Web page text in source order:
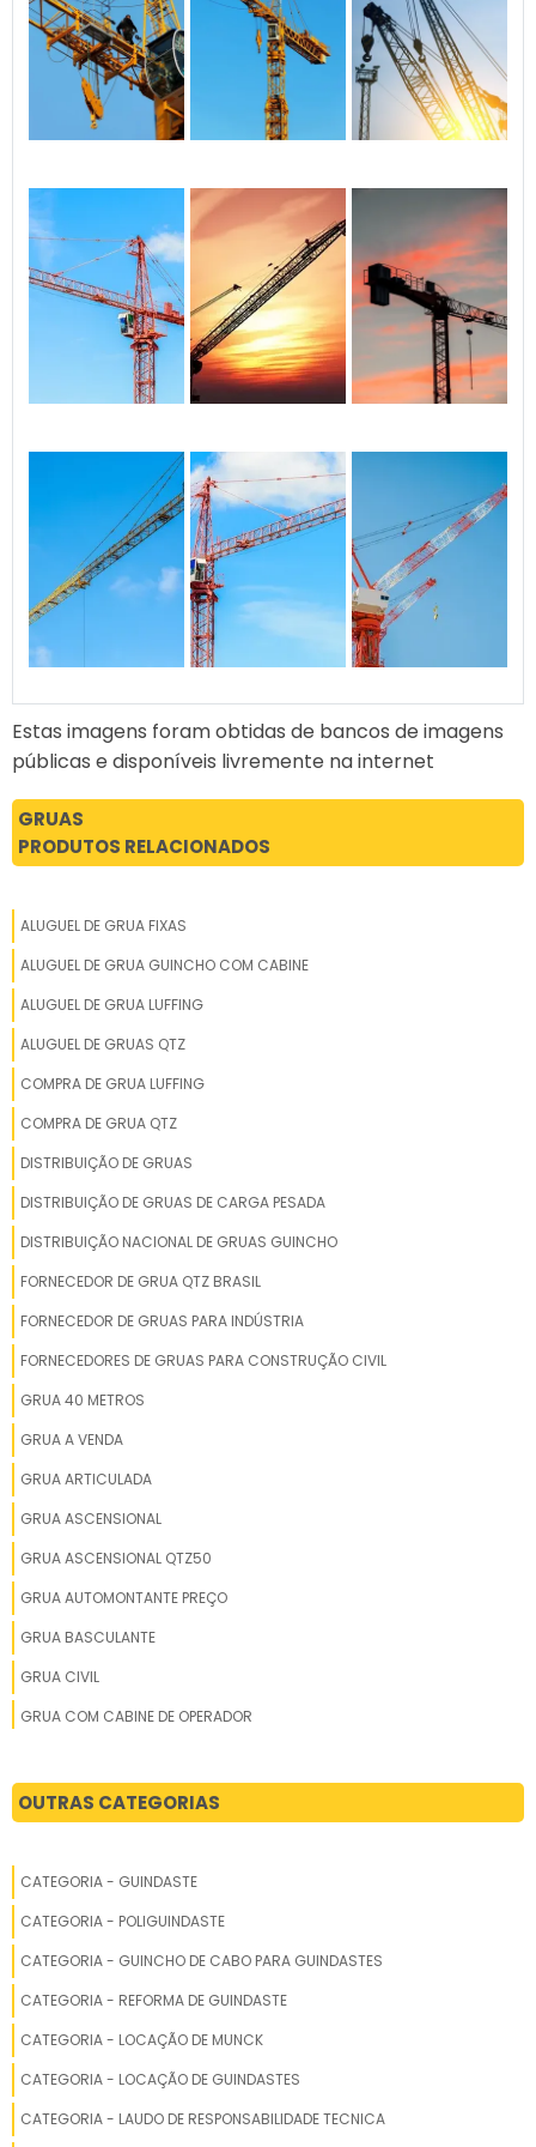
seguranÃ§a na
movimentaÃ§Ã£o vertical
de materiais. Fabricada em
aÃ§o ou ligas metÃ¡licas,
oferece alta capacidade de
QTZ25, QTZ30, QTZ40, QTZ50.
GRUAS LUFFING, GRUAS FIXAS.
Estas imagens foram obtidas de bancos de imagens
públicas e disponíveis livremente na internet
GRUAS
PRODUTOS RELACIONADOS
ALUGUEL DE GRUA FIXAS
ALUGUEL DE GRUA GUINCHO COM CABINE
ALUGUEL DE GRUA LUFFING
ALUGUEL DE GRUAS QTZ
COMPRA DE GRUA LUFFING
COMPRA DE GRUA QTZ
DISTRIBUIÇÃO DE GRUAS
DISTRIBUIÇÃO DE GRUAS DE CARGA PESADA
DISTRIBUIÇÃO NACIONAL DE GRUAS GUINCHO
FORNECEDOR DE GRUA QTZ BRASIL
FORNECEDOR DE GRUAS PARA INDÚSTRIA
FORNECEDORES DE GRUAS PARA CONSTRUÇÃO CIVIL
GRUA 40 METROS
GRUA A VENDA
GRUA ARTICULADA
GRUA ASCENSIONAL
GRUA ASCENSIONAL QTZ50
GRUA AUTOMONTANTE PREÇO
GRUA BASCULANTE
GRUA CIVIL
GRUA COM CABINE DE OPERADOR
GRUA COM TORRE MÓVEL
GRUA CONSTRUÇÃO CIVIL
GRUA CONSTRUÇÃO CIVIL VENDA
GRUA DE CANTEIRO
GRUA DE CANTEIRO COM ALTA PERFORMANCE
GRUA DE CONSTRUÇÃO
GRUA DE CONSTRUÇÃO CIVIL
GRUA DE GRANDE CAPACIDADE PARA ALUGUEL
OUTRAS CATEGORIAS
CATEGORIA - GUINDASTE
CATEGORIA - POLIGUINDASTE
CATEGORIA - GUINCHO DE CABO PARA GUINDASTES
CATEGORIA - REFORMA DE GUINDASTE
CATEGORIA - LOCAÇÃO DE MUNCK
CATEGORIA - LOCAÇÃO DE GUINDASTES
CATEGORIA - LAUDO DE RESPONSABILIDADE TECNICA